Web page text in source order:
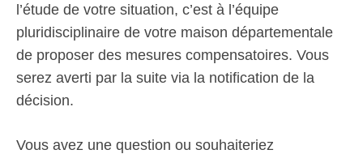
l’étude de votre situation, c’est à l’équipe
pluridisciplinaire de votre maison départementale
de proposer des mesures compensatoires. Vous
serez averti par la suite via la notification de la
décision.
Vous avez une question ou souhaiteriez